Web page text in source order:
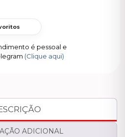
é pessoal e
(Clique aqui)
ADICIONAL